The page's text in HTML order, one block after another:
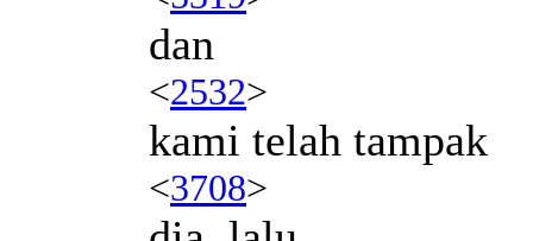
dan
<2532>
kami telah tampak
<3708>